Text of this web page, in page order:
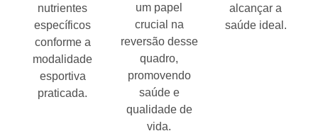
nutrientes
específicos
conforme a
modalidade
esportiva
praticada.
um papel
crucial na
reversão desse
quadro,
promovendo
saúde e
qualidade de
vida.
alcançar a
saúde ideal.